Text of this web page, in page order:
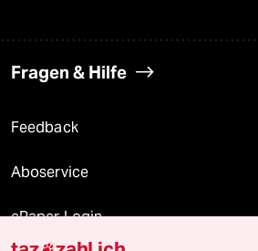
Fragen & Hilfe
Feedback
Aboservice
ePaper Login